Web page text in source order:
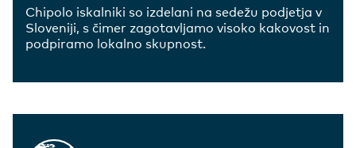
Chipolo iskalniki so izdelani na sedežu podjetja v
Sloveniji, s čimer zagotavljamo visoko kakovost in
podpiramo lokalno skupnost.